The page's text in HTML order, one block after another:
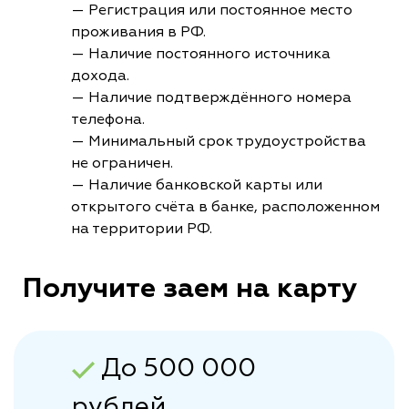
— Регистрация или постоянное место
проживания в РФ.
— Наличие постоянного источника
дохода.
— Наличие подтверждённого номера
телефона.
— Минимальный срок трудоустройства
не ограничен.
— Наличие банковской карты или
открытого счёта в банке, расположенном
на территории РФ.
Получите заем на карту
До 500 000